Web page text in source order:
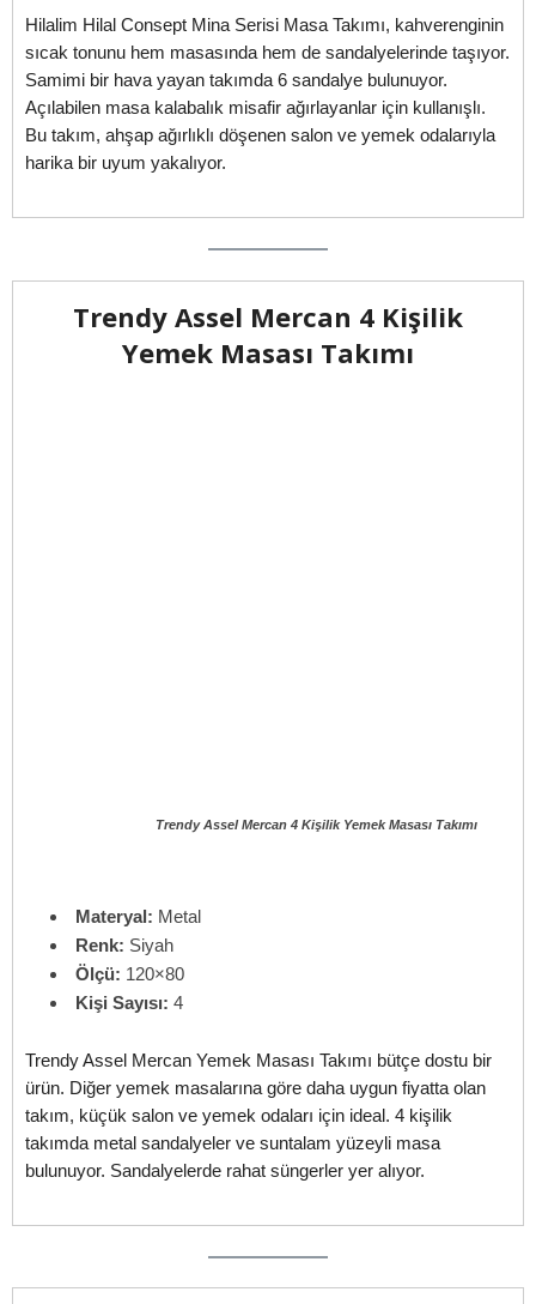
Hilalim Hilal Consept Mina Serisi Masa Takımı, kahverenginin
sıcak tonunu hem masasında hem de sandalyelerinde taşıyor.
Samimi bir hava yayan takımda 6 sandalye bulunuyor.
Açılabilen masa kalabalık misafir ağırlayanlar için kullanışlı.
Bu takım, ahşap ağırlıklı döşenen salon ve yemek odalarıyla
harika bir uyum yakalıyor.
Trendy Assel Mercan 4 Kişilik
Yemek Masası Takımı
Trendy Assel Mercan 4 Kişilik Yemek Masası Takımı
Materyal: Metal
Renk: Siyah
Ölçü: 120×80
Kişi Sayısı: 4
Trendy Assel Mercan Yemek Masası Takımı bütçe dostu bir
ürün. Diğer yemek masalarına göre daha uygun fiyatta olan
takım, küçük salon ve yemek odaları için ideal. 4 kişilik
takımda metal sandalyeler ve suntalam yüzeyli masa
bulunuyor. Sandalyelerde rahat süngerler yer alıyor.